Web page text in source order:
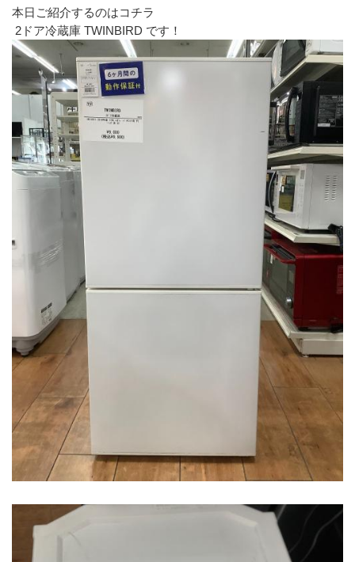
本日ご紹介するのはコチラ
2ドア冷蔵庫 TWINBIRD です！